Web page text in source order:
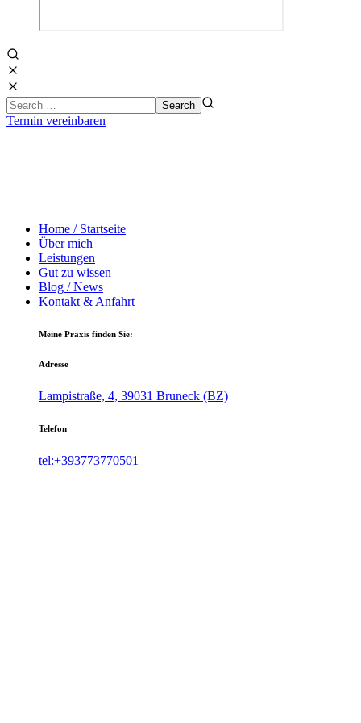
Termin vereinbaren
Home / Startseite
Über mich
Leistungen
Gut zu wissen
Blog / News
Kontakt & Anfahrt
Meine Praxis finden Sie:
Adresse
Lampistraße, 4, 39031 Bruneck (BZ)
Telefon
tel:+393773770501